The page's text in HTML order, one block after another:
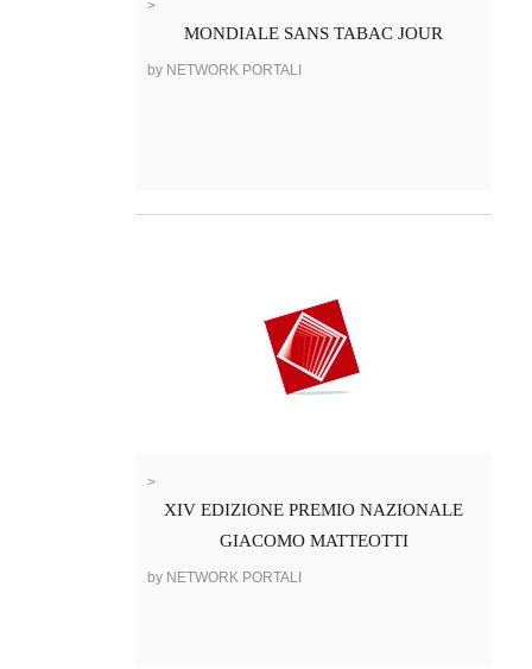
>
MONDIALE SANS TABAC JOUR
by NETWORK PORTALI
>
XIV EDIZIONE PREMIO NAZIONALE
GIACOMO MATTEOTTI
by NETWORK PORTALI